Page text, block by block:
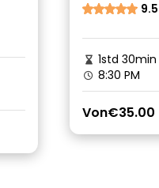
9.5
1std 30min
8:30 PM
Von€35.00